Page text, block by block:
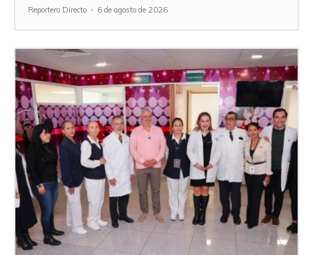
Reportero Directo - 6 de agosto de 2026